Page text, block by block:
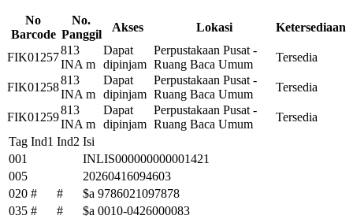
No
Barcode
No.
Panggil
Akses Lokasi Ketersediaan
FIK01257
813
INA m
Dapat
dipinjam
Perpustakaan Pusat -
Ruang Baca Umum
Tersedia
FIK01258
813
INA m
Dapat
dipinjam
Perpustakaan Pusat -
Ruang Baca Umum
Tersedia
FIK01259
813
INA m
Dapat
dipinjam
Perpustakaan Pusat -
Ruang Baca Umum
Tersedia
Tag Ind1 Ind2 Isi
001
INLIS000000000001421
005
20260416094603
020 # #
$a 9786021097878
035 # #
$a 0010-0426000083